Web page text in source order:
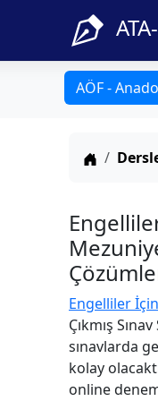
AÖF -
Anasayfa
Engelliler
Çıkmış
sınavlarda
kolay
online